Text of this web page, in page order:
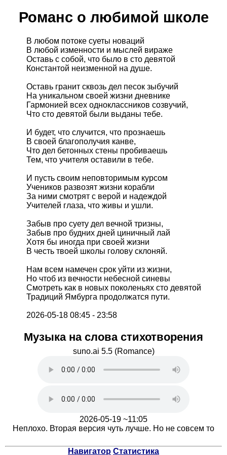
Романс о любимой школе
В любом потоке суеты новаций
В любой изменности и мыслей вираже
Оставь с собой, что было в сто девятой
Константой неизменной на душе.
Оставь гранит сквозь дел песок зыбучий
На уникальном своей жизни дневнике
Гармонией всех одноклассников созвучий,
Что сто девятой были выданы тебе.
И будет, что случится, что прознаешь
В своей благополучия канве,
Что дел бетонных стены пробиваешь
Тем, что учителя оставили в тебе.
И пусть своим неповторимым курсом
Учеников развозят жизни корабли
За ними смотрят с верой и надеждой
Учителей глаза, что живы и ушли.
Забыв про суету дел вечной тризны,
Забыв про будних дней циничный лай
Хотя бы иногда при своей жизни
В честь твоей школы голову склоняй.
Нам всем намечен срок уйти из жизни,
Но чтоб из вечности небесной синевы
Смотреть как в новых поколеньях сто девятой
Традиций Ямбурга продолжатся пути.
2026-05-18 08:45 - 23:58
Музыка на слова стихотворения
suno.ai 5.5 (Romance)
2026-05-19 ~11:05
Неплохо. Вторая версия чуть лучше. Но не совсем то
Навигатор Статистика